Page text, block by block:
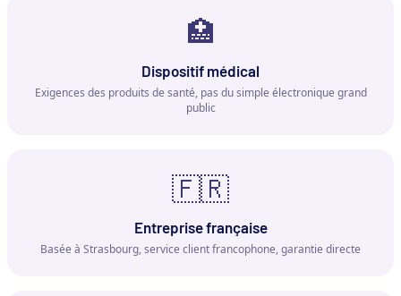
🏥
Dispositif médical
Exigences des produits de santé, pas du simple électronique grand
public
🇫🇷
Entreprise française
Basée à Strasbourg, service client francophone, garantie directe